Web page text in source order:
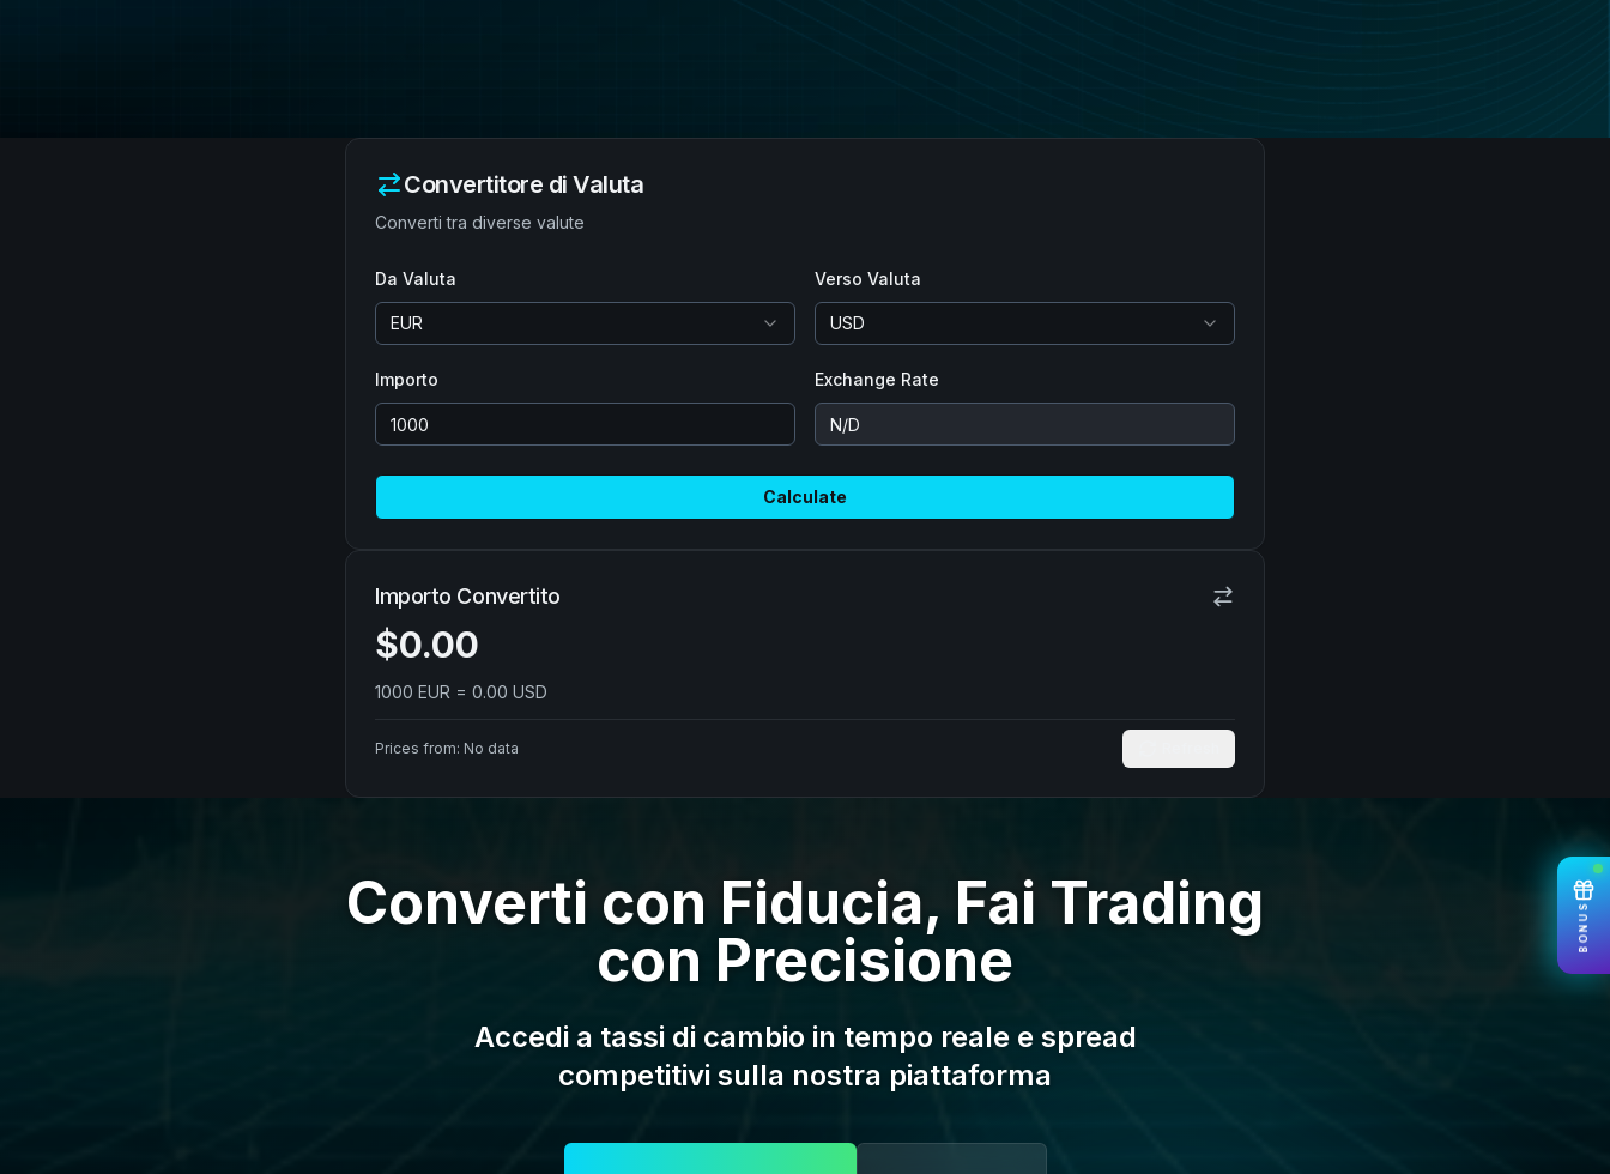
Convertitore di Valuta
Converti tra diverse valute
Da Valuta
EUR
Verso Valuta
USD
Importo Exchange Rate
Calculate
Importo Convertito
$0.00
1000 EUR = 0.00 USD
Prices from: No data
Converti con Fiducia, Fai Trading
con Precisione
Accedi a tassi di cambio in tempo reale e spread
competitivi sulla nostra piattaforma
BONUS